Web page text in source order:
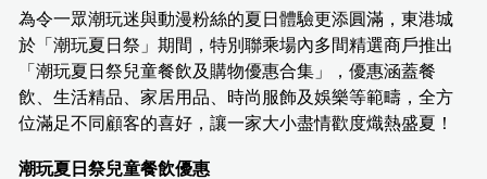
為令一眾潮玩迷與動漫粉絲的夏日體驗更添圓滿，東港城
於「潮玩夏日祭」期間，特別聯乘場內多間精選商戶推出
「潮玩夏日祭兒童餐飲及購物優惠合集」，優惠涵蓋餐
飲、生活精品、家居用品、時尚服飾及娛樂等範疇，全方
位滿足不同顧客的喜好，讓一家大小盡情歡度熾熱盛夏！
潮玩夏日祭兒童餐飲優惠